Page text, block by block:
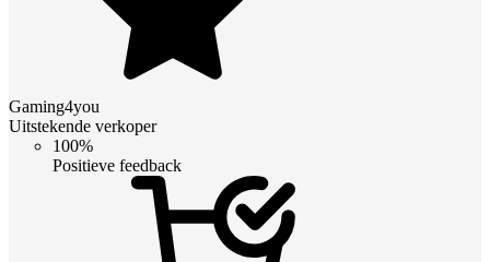
Gaming4you
Uitstekende verkoper
100%
Positieve feedback